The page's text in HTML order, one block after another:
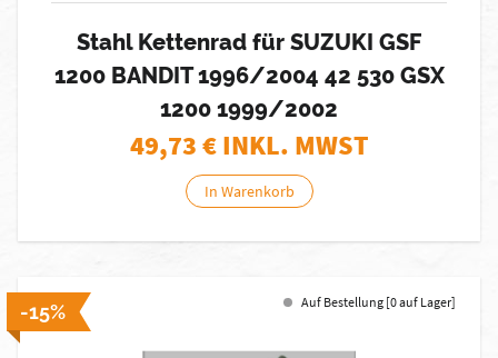
Stahl Kettenrad für SUZUKI GSF
1200 BANDIT 1996/2004 42 530 GSX
1200 1999/2002
49,73€ INKL. MWST
In Warenkorb
-15% Auf Bestellung [0 auf Lager]